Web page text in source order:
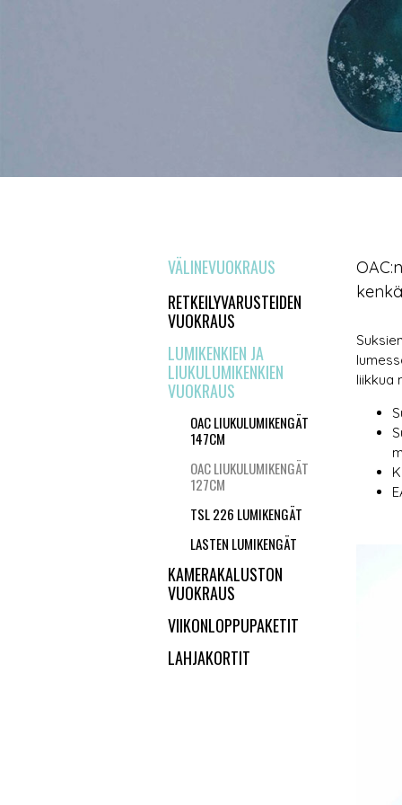
VÄLINEVUOKRAUS
RETKEILYVARUSTEIDEN
VUOKRAUS
LUMIKENKIEN JA
LIUKULUMIKENKIEN
VUOKRAUS
OAC LIUKULUMIKENGÄT
147CM
OAC LIUKULUMIKENGÄT
127CM
TSL 226 LUMIKENGÄT
LASTEN LUMIKENGÄT
KAMERAKALUSTON
VUOKRAUS
VIIKONLOPPUPAKETIT
LAHJAKORTIT
liikkua